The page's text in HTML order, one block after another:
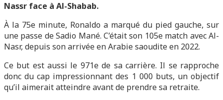
Nassr face à Al-Shabab.
À la 75e minute, Ronaldo a marqué du pied gauche, sur
une passe de Sadio Mané. C’était son 105e match avec Al-
Nasr, depuis son arrivée en Arabie saoudite en 2022.
Ce but est aussi le 971e de sa carrière. Il se rapproche
donc du cap impressionnant des 1 000 buts, un objectif
qu’il aimerait atteindre avant de prendre sa retraite.